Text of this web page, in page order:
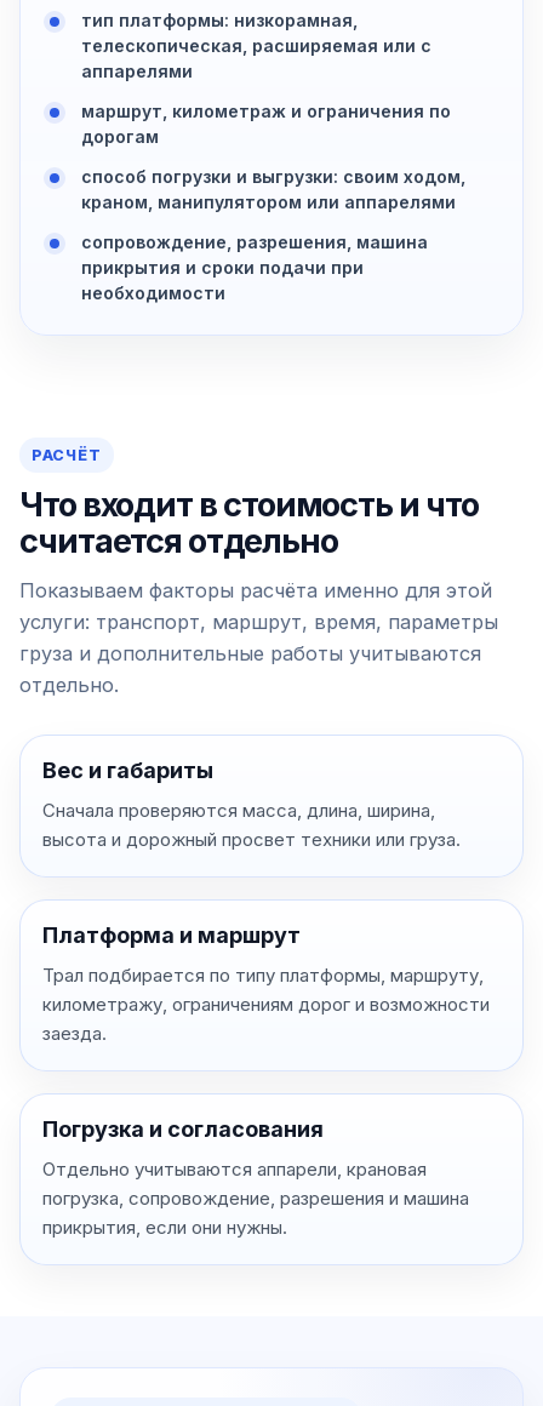
тип платформы: низкорамная,
телескопическая, расширяемая или с
аппарелями
маршрут, километраж и ограничения по
дорогам
способ погрузки и выгрузки: своим ходом,
краном, манипулятором или аппарелями
сопровождение, разрешения, машина
прикрытия и сроки подачи при
необходимости
РАСЧЁТ
Что входит в стоимость и что
считается отдельно
Показываем факторы расчёта именно для этой
услуги: транспорт, маршрут, время, параметры
груза и дополнительные работы учитываются
отдельно.
Вес и габариты
Сначала проверяются масса, длина, ширина,
высота и дорожный просвет техники или груза.
Платформа и маршрут
Трал подбирается по типу платформы, маршруту,
километражу, ограничениям дорог и возможности
заезда.
Погрузка и согласования
Отдельно учитываются аппарели, крановая
погрузка, сопровождение, разрешения и машина
прикрытия, если они нужны.